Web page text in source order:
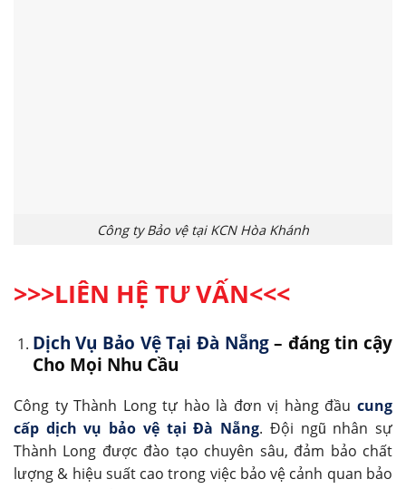
Công ty Bảo vệ tại KCN Hòa Khánh
>>>LIÊN HỆ TƯ VẤN<<<
Dịch Vụ Bảo Vệ Tại Đà Nẵng– đáng tin cậy
Cho Mọi Nhu Cầu
Công ty Thành Long tự hào là đơn vị hàng đầu cung
cấp dịch vụ bảo vệ tại Đà Nẵng. Đội ngũ nhân sự
Thành Long được đào tạo chuyên sâu, đảm bảo chất
lượng & hiệu suất cao trong việc bảo vệ cảnh quan bảo